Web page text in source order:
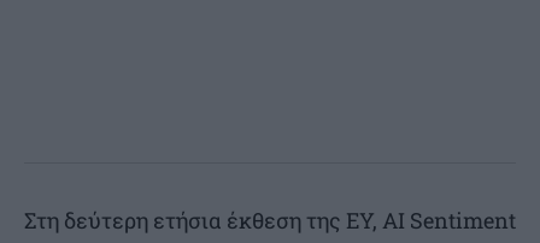
Στη δεύτερη ετήσια έκθεση της EY, AI Sentiment